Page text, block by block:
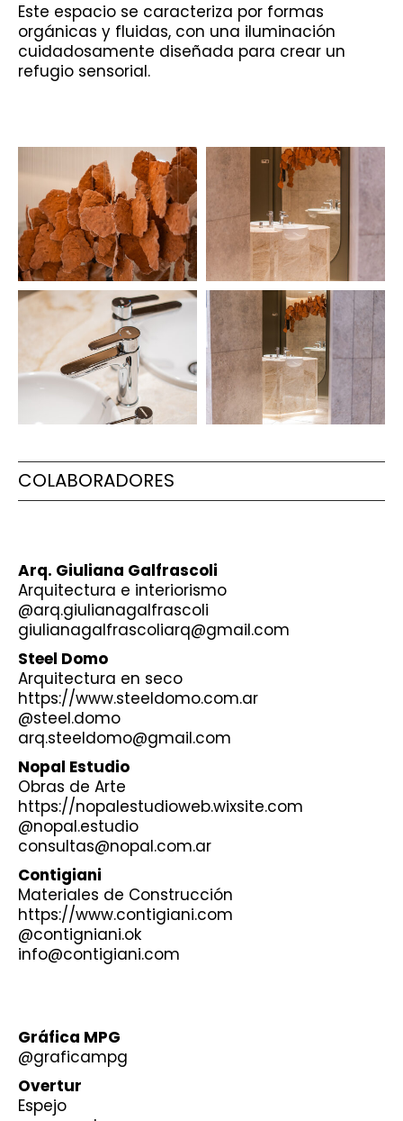
Este espacio se caracteriza por formas
orgánicas y fluidas, con una iluminación
cuidadosamente diseñada para crear un
refugio sensorial.
COLABORADORES
Arq. Giuliana Galfrascoli
Arquitectura e interiorismo
@arq.giulianagalfrascoli
giulianagalfrascoliarq@gmail.com
Steel Domo
Arquitectura en seco
https://www.steeldomo.com.ar
@steel.domo
arq.steeldomo@gmail.com
Nopal Estudio
Obras de Arte
https://nopalestudioweb.wixsite.com
@nopal.estudio
consultas@nopal.com.ar
Contigiani
Materiales de Construcción
https://www.contigiani.com
@contigniani.ok
info@contigiani.com
Gráfica MPG
@graficampg
Overtur
Espejo